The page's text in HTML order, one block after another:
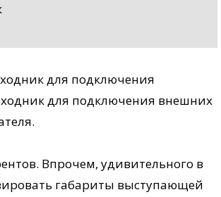
для подключения
для подключения внешних
Впрочем, удивительного в
габариты выступающей